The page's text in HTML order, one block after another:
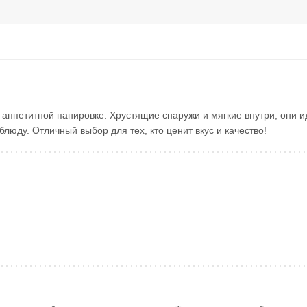
панировке. Хрустящие снаружи и мягкие внутри, они
Отличный выбор для тех, кто ценит вкус и качество!